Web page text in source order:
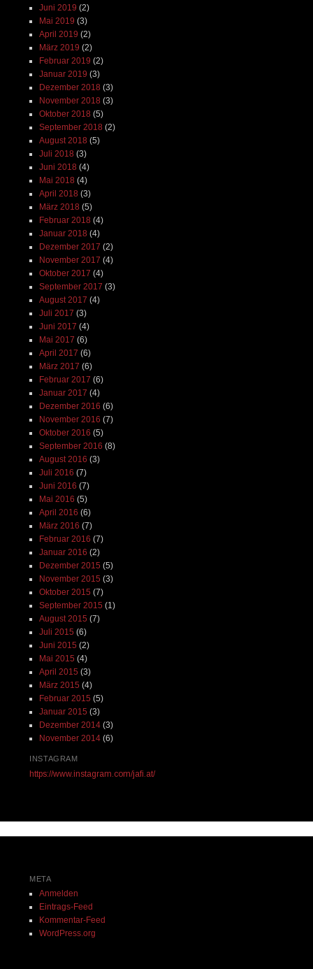
Juni 2019 (2)
Mai 2019 (3)
April 2019 (2)
März 2019 (2)
Februar 2019 (2)
Januar 2019 (3)
Dezember 2018 (3)
November 2018 (3)
Oktober 2018 (5)
September 2018 (2)
August 2018 (5)
Juli 2018 (3)
Juni 2018 (4)
Mai 2018 (4)
April 2018 (3)
März 2018 (5)
Februar 2018 (4)
Januar 2018 (4)
Dezember 2017 (2)
November 2017 (4)
Oktober 2017 (4)
September 2017 (3)
August 2017 (4)
Juli 2017 (3)
Juni 2017 (4)
Mai 2017 (6)
April 2017 (6)
März 2017 (6)
Februar 2017 (6)
Januar 2017 (4)
Dezember 2016 (6)
November 2016 (7)
Oktober 2016 (5)
September 2016 (8)
August 2016 (3)
Juli 2016 (7)
Juni 2016 (7)
Mai 2016 (5)
April 2016 (6)
März 2016 (7)
Februar 2016 (7)
Januar 2016 (2)
Dezember 2015 (5)
November 2015 (3)
Oktober 2015 (7)
September 2015 (1)
August 2015 (7)
Juli 2015 (6)
Juni 2015 (2)
Mai 2015 (4)
April 2015 (3)
März 2015 (4)
Februar 2015 (5)
Januar 2015 (3)
Dezember 2014(3)
November 2014(6)
INSTAGRAM
https://www.instagram.com/jafi.at/
META
Anmelden
Eintrags-Feed
Kommentar-Feed
WordPress.org